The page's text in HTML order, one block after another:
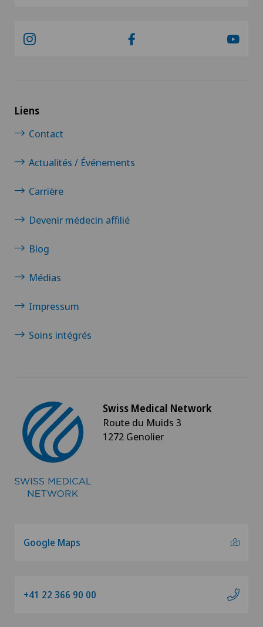
Liens
Contact
Actualités / Événements
Carrière
Devenir médecin affilié
Blog
Médias
Impressum
Soins intégrés
Swiss Medical Network
Route du Muids 3
1272 Genolier
Google Maps
+41 22 366 90 00